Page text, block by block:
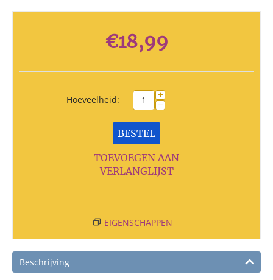
€18,99
Hoeveelheid: +
−
BESTEL
TOEVOEGEN AAN
VERLANGLIJST
EIGENSCHAPPEN
Beschrijving